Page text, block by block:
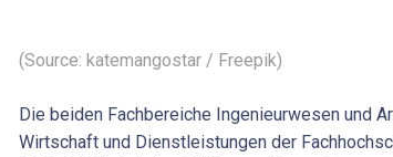
(Source: katemangostar / Freepik)
Die beiden Fachbereiche Ingenieurwesen und
Wirtschaft und Dienstleistungen der